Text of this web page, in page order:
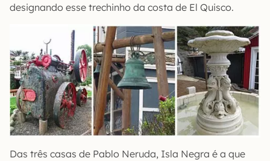
designando esse trechinho da costa de El Quisco.
Das três casas de Pablo Neruda, Isla Negra é a que